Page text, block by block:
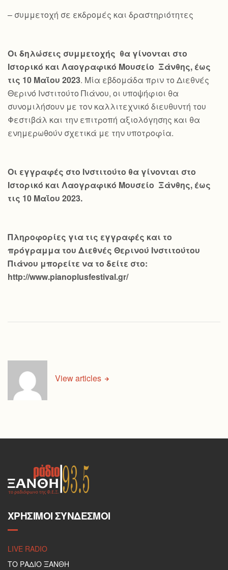
– συμμετοχή σε εκδρομές και δραστηριότητες
Οι δηλώσεις συμμετοχής θα γίνονται στο
Ιστορικό και Λαογραφικό Μουσείο Ξάνθης, έως
τις 10 Μαΐου 2023. Μία εβδομάδα πριν το Διεθνές
Θερινό Ινστιτούτο Πιάνου, οι υποψήφιοι θα
συνομιλήσουν με τον καλλιτεχνικό διευθυντή του
Φεστιβάλ και την επιτροπή αξιολόγησης και θα
ενημερωθούν σχετικά με την υποτροφία.
Οι εγγραφές στο Ινστιτούτο θα γίνονται στο
Ιστορικό και Λαογραφικό Μουσείο Ξάνθης, έως
τις 10 Μαΐου 2023.
Πληροφορίες για τις εγγραφές και το
πρόγραμμα του Διεθνές Θερινού Ινστιτούτου
Πιάνου μπορείτε να το δείτε στο:
http://www.pianoplusfestival.gr/
View articles
ΧΡΉΣΙΜΟΙ ΣΎΝΔΕΣΜΟΙ
LIVE RADIO
ΤΟ ΡΑΔΙΟ ΞΑΝΘΗ